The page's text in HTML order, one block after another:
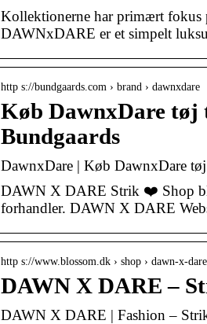
Kollektionerne har primært fokus
DAWNxDARE er et simpelt
http s://bundgaards.com › brand › dawnxdare
Køb DawnxDare tøj
Bundgaards
DawnxDare | Køb DawnxDare
DAWN X DARE Strik ❤️ Shop
forhandler. DAWN X DARE
http s://www.blossom.dk › shop › dawn-x-
DAWN X DARE –
DAWN X DARE | Fashion –